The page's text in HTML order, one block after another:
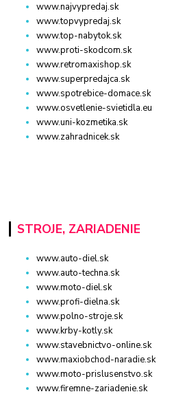
www.najvypredaj.sk
www.topvypredaj.sk
www.top-nabytok.sk
www.proti-skodcom.sk
www.retromaxishop.sk
www.superpredajca.sk
www.spotrebice-domace.sk
www.osvetlenie-svietidla.eu
www.uni-kozmetika.sk
www.zahradnicek.sk
STROJE, ZARIADENIE
www.auto-diel.sk
www.auto-techna.sk
www.moto-diel.sk
www.profi-dielna.sk
www.polno-stroje.sk
www.krby-kotly.sk
www.stavebnictvo-online.sk
www.maxiobchod-naradie.sk
www.moto-prislusenstvo.sk
www.firemne-zariadenie.sk